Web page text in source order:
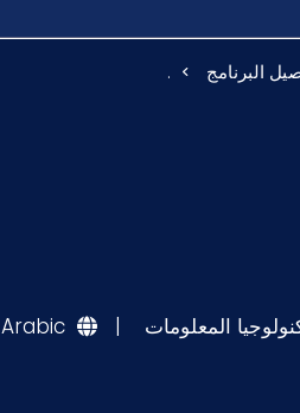
البرنامج .
المعلومات |
Arabic